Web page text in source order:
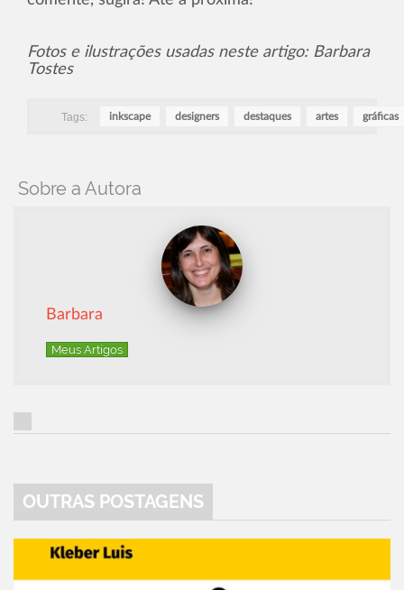
Fotos e ilustrações usadas neste artigo: Barbara
Tostes
Tags: inkscape designers destaques artes gráficas
Sobre a Autora
Barbara
Meus Artigos
OUTRAS POSTAGENS